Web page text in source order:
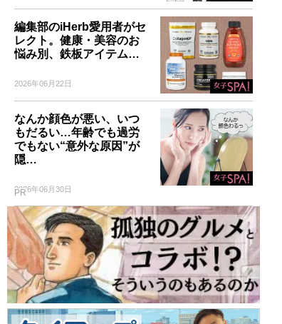
編集部のiHerb愛用者がセ
レクト。健康・美容のお
悩み別、鉄板アイテム…
2026年06月22日
なんか顔色が悪い、いつ
もだるい…年齢でも過労
でもない“意外な原因”が
隠…
2026年06月30日
PR